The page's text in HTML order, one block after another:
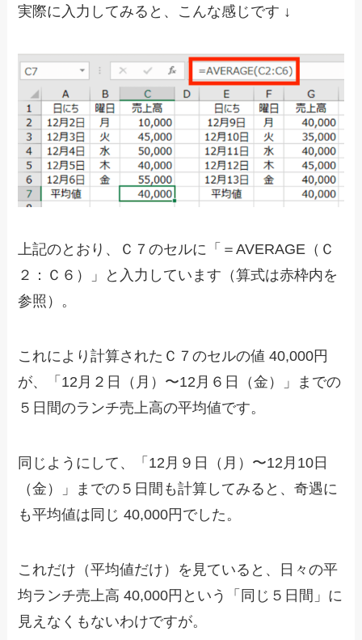
実際に入力してみると、こんな感じです ↓
上記のとおり、Ｃ７のセルに「＝AVERAGE（Ｃ
２：Ｃ６）」と入力しています（算式は赤枠内を
参照）。
これにより計算されたＣ７のセルの値 40,000円
が、「12月２日（月）〜12月６日（金）」までの
５日間のランチ売上高の平均値です。
同じようにして、「12月９日（月）〜12月10日
（金）」までの５日間も計算してみると、奇遇に
も平均値は同じ 40,000円でした。
これだけ（平均値だけ）を見ていると、日々の平
均ランチ売上高 40,000円という「同じ５日間」に
見えなくもないわけですが。